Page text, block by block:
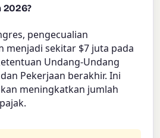
2026?
pengecualian
menjadi sekitar $7 juta pada
Undang-Undang
Pekerjaan berakhir. Ini
meningkatkan jumlah